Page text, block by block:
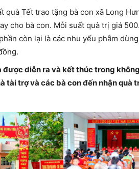
quà Tết trao tặng bà con xã Long
cho bà con. Mỗi suất quà trị giá
còn lại là các nhu yếu phẫm
được diễn ra và kết thúc trong
tài trợ và các bà con đến nhận quà